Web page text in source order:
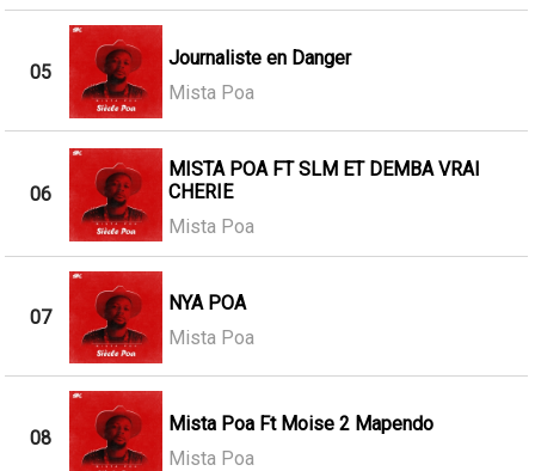
05
Journaliste en Danger
Mista Poa
06
MISTA POA FT SLM ET DEMBA VRAI
CHERIE
Mista Poa
07
NYA POA
Mista Poa
08
Mista Poa Ft Moise 2 Mapendo
Mista Poa